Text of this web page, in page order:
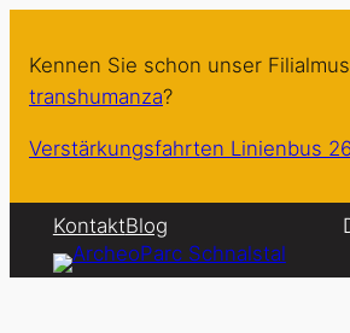
Inhalt
springen
Kennen Sie schon unser
transhumanza?
Verstärkungsfahrten Linienbus
KontaktBlog